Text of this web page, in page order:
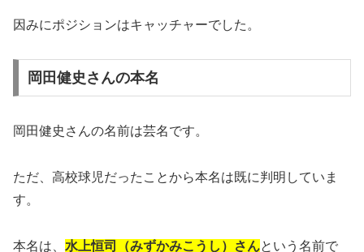
因みにポジションはキャッチャーでした。
岡田健史さんの本名
岡田健史さんの名前は芸名です。
ただ、高校球児だったことから本名は既に判明していま
す。
本名は、 水上恒司（みずかみこうし）さんという名前で